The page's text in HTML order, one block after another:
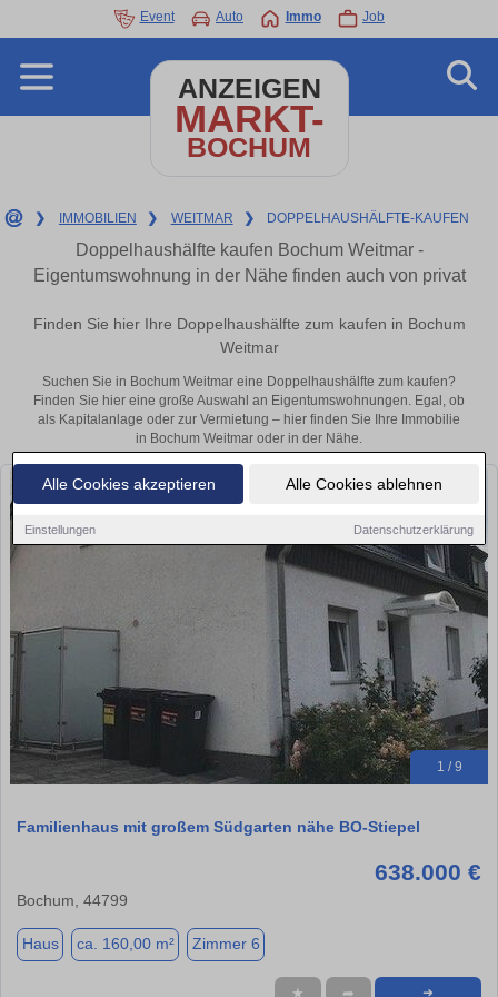
Alle Cookies akzeptieren Alle Cookies ablehnen
Einstellungen Datenschutzerklärung
Event Auto Immo Job
ANZEIGEN
MARKT-
BOCHUM
❯ IMMOBILIEN ❯ WEITMAR ❯ DOPPELHAUSHÄLFTE-KAUFEN
Doppelhaushälfte kaufen Bochum Weitmar -
Eigentumswohnung in der Nähe finden auch von privat
Finden Sie hier Ihre Doppelhaushälfte zum kaufen in Bochum
Weitmar
Suchen Sie in Bochum Weitmar eine Doppelhaushälfte zum kaufen?
Finden Sie hier eine große Auswahl an Eigentumswohnungen. Egal, ob
als Kapitalanlage oder zur Vermietung – hier finden Sie Ihre Immobilie
in Bochum Weitmar oder in der Nähe.
1 / 9
Familienhaus mit großem Südgarten nähe BO-Stiepel
638.000 €
Bochum, 44799
Haus ca. 160,00 m² Zimmer 6
★ ➦ ➜